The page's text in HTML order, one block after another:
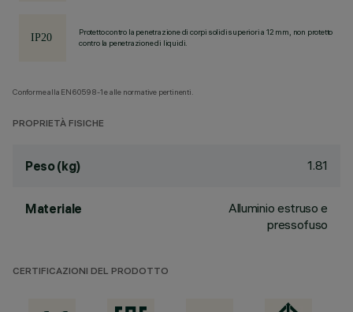
Protetto contro la penetrazione di corpi solidi superiori a 12 mm, non protetto
contro la penetrazione di liquidi.
Conforme alla EN60598-1 e alle normative pertinenti.
PROPRIETÀ FISICHE
Peso (kg) 1.81
Materiale
Alluminio estruso e
pressofuso
CERTIFICAZIONI DEL PRODOTTO